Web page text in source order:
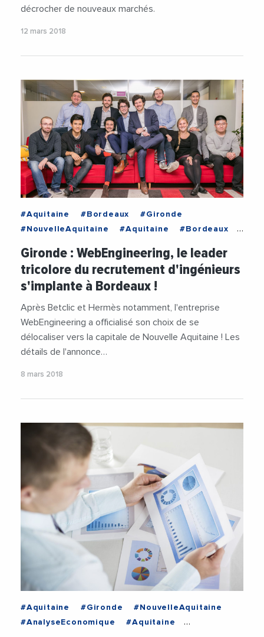
décrocher de nouveaux marchés.
12 mars 2018
#Aquitaine #Bordeaux
#Gironde
#NouvelleAquitaine
#Aquitaine
#Bordeaux
#Gironde
#NouvelleAquitaine #Recrutement
Gironde : WebEngineering, le leader
tricolore du recrutement d'ingénieurs
s'implante à Bordeaux !
Après Betclic et Hermès notamment, l'entreprise
WebEngineering a officialisé son choix de se
délocaliser vers la capitale de Nouvelle Aquitaine ! Les
détails de l'annonce…
8 mars 2018
#Aquitaine #Gironde
#NouvelleAquitaine
#AnalyseEconomique
#Aquitaine